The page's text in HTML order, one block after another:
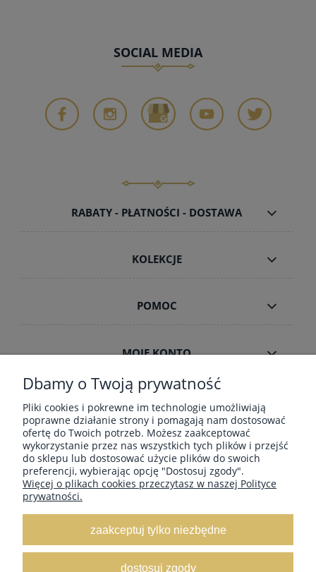
SOCIAL MEDIA
RABATY - PŁATNOŚCI - DOSTAWA
KOLEKCJE
POMOC
MOJE KONTO
ZAMÓWIENIA HURT B2B
Dostawa GRATIS ! za zakupy powyżej 190
zł Paczkomaty, Kurier InPost, Kurier DPD,
Poczta-Pocztex
, Orlen Paczka
Dbamy o Twoją prywatność
Pliki cookies i pokrewne im technologie umożliwiają
poprawne działanie strony i pomagają nam dostosować
ofertę do Twoich potrzeb. Możesz zaakceptować
wykorzystanie przez nas wszystkich tych plików i przejść
do sklepu lub dostosować użycie plików do swoich
preferencji, wybierając opcję "Dostosuj zgody".
Więcej o plikach cookies przeczytasz w naszej Polityce
prywatności.
zaakceptuj tylko niezbędne
dostosuj zgody